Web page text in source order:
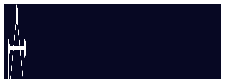
Перейти
содержимому